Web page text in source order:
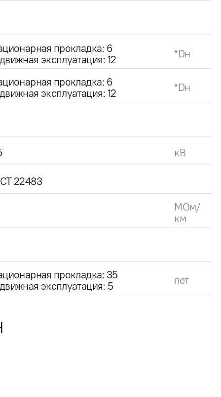
прокладка: 6
эксплуатация: 12
*Dн
прокладка: 6
эксплуатация: 12
*Dн
кВ
22483
МОм/
км
прокладка: 35
эксплуатация: 5
лет